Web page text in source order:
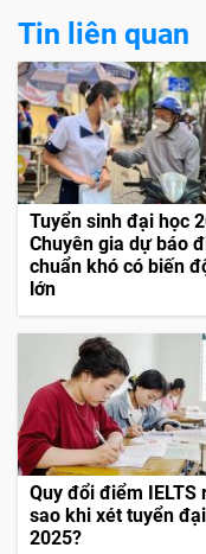
Tin liên quan
Tuyển sinh đại học
Chuyên gia dự báo
chuẩn khó có biến
lớn
Quy đổi điểm IELTS
sao khi xét tuyển
2025?